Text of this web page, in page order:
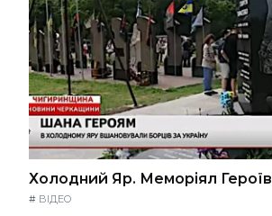
Холодний Яр. Меморіял Героїв
# ВІДЕО